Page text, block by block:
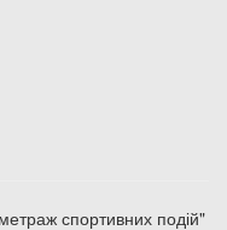
спортивних подій"